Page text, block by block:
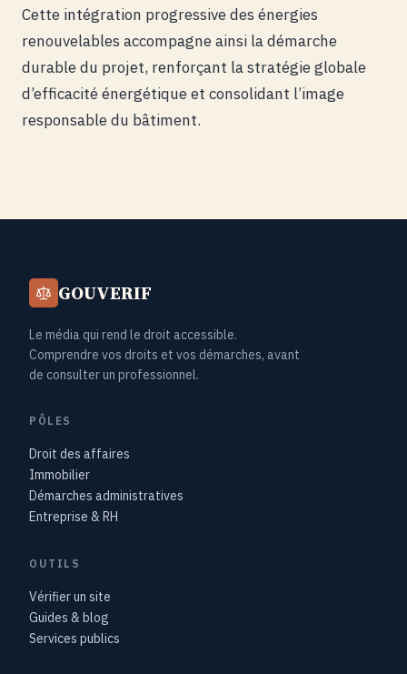
Cette intégration progressive des énergies
renouvelables accompagne ainsi la démarche
durable du projet, renforçant la stratégie globale
d’efficacité énergétique et consolidant l’image
responsable du bâtiment.
GOUVERIF
Le média qui rend le droit accessible.
Comprendre vos droits et vos démarches, avant
de consulter un professionnel.
PÔLES
Droit des affaires
Immobilier
Démarches administratives
Entreprise & RH
OUTILS
Vérifier un site
Guides & blog
Services publics